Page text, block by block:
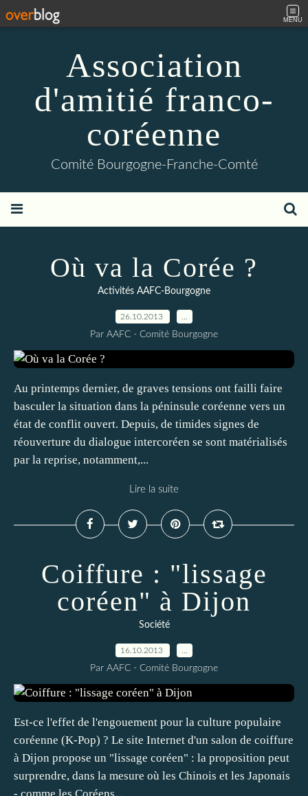
MENU
Association
d'amitié franco-
coréenne
Comité Bourgogne-Franche-Comté
Où va la Corée ?
Activités AAFC-Bourgogne
26.10.2013
Par AAFC - Comité Bourgogne
Au printemps dernier, de graves tensions ont failli faire
basculer la situation dans la péninsule coréenne vers un
état de conflit ouvert. Depuis, de timides signes de
réouverture du dialogue intercoréen se sont matérialisés
par la reprise, notamment,...
Lire la suite
Coiffure : "lissage
coréen" à Dijon
Société
16.10.2013
Par AAFC - Comité Bourgogne
Est-ce l'effet de l'engouement pour la culture populaire
coréenne (K-Pop) ? Le site Internet d'un salon de coiffure
à Dijon propose un "lissage coréen" : la proposition peut
surprendre, dans la mesure où les Chinois et les Japonais